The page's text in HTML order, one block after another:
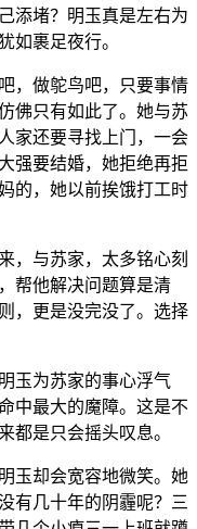
添堵？明玉真是左右为
如裹足夜行。
，做鸵鸟吧，只要事情
佛只有如此了。她与苏
家还要寻找上门，一会
强要结婚，她拒绝再拒
的，她以前挨饿打工时
，与苏家，太多铭心刻
帮他解决问题算是清
，更是没完没了。选择
玉为苏家的事心浮气
中最大的魔障。这是不
都是只会摇头叹息。
玉却会宽容地微笑。她
有几十年的阴霾呢？三